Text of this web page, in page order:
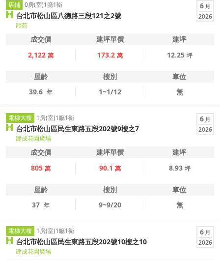
店鋪 0房(室)1廳1衛
台北市松山區八德路三段121之2號
龍苑
6 月
2026
成交價 建坪單價
建坪
2,122 萬 173.2 萬 12.25 坪
屋齡 樓別
車位
39.6 年 1~1/12 無
電梯大樓 1房(室)1廳1衛
台北市松山區民生東路五段202號9樓之7
建成花園廣場
6 月
2026
成交價 建坪單價
建坪
805 萬 90.1 萬 8.93 坪
屋齡 樓別
車位
37 年 9~9/20 無
電梯大樓 1房(室)1廳1衛
台北市松山區民生東路五段202號10樓之10
建成花園廣場
6 月
2026